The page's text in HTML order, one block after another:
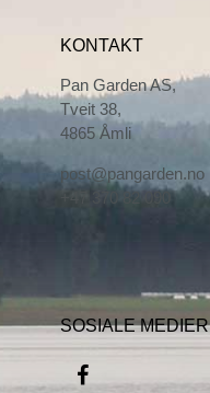
KONTAKT
Pan Garden AS,
Tveit 38,
4865 Åmli
post@pangarden.no
+47 370 82 090
SOSIALE MEDIER